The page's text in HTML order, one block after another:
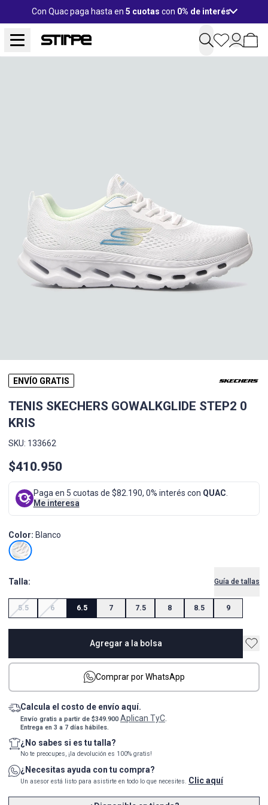
Con Quac paga hasta en 5 cuotas con 0% de interés
ENVÍO GRATIS
TENIS SKECHERS GOWALKGLIDE STEP2 0
KRIS
SKU: 133662
$410.950
Paga en 5 cuotas de $82.190, 0% interés con QUAC
Me interesa
Color: Blanco
Talla: Guía de tallas
5.5 6 6.5 7 7.5 8 8.5 9
Agregar a la bolsa
Comprar por WhatsApp
Calcula el costo de envío aquí.
Envío gratis a partir de $349.900Aplican TyC.
Entrega en 3 a 7 días hábiles.
¿No sabes si es tu talla?
No te preocupes, ¡la devolución es 100% gratis!
¿Necesitas ayuda con tu compra?
Un asesor está listo para asistirte en todo lo que necesites. Clic aquí